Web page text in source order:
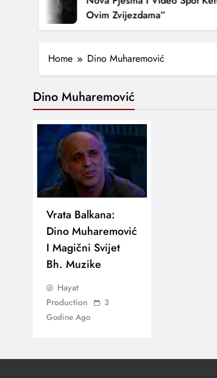
Ovim Zvijezdama”
Home Dino Muharemović
Dino Muharemović
Vrata Balkana:
Dino Muharemović
I Magični Svijet
Bh. Muzike
Hayat
Production
3
Godine Ago